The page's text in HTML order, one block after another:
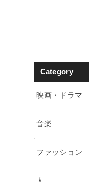
Category
映画・ドラマ
音楽
ファッション